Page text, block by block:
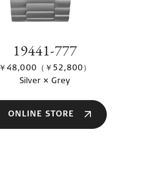
19441-777
￥48,000（￥52,800）
Silver × Grey
ONLINE STORE